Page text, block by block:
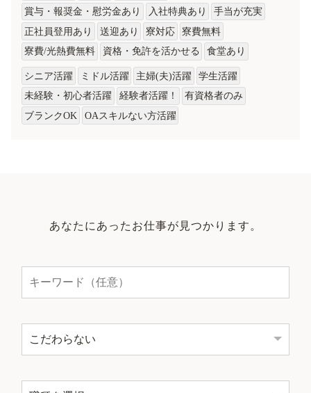
賞与・報奨金・慰労金あり
入社特典あり
手当が充実
正社員登用あり
送迎あり 寮対応
寮費無料
寮費/光熱費無料
資格・免許を活かせる 食堂あり
シニア活躍 ミドル活躍 主婦(夫)活躍
学生活躍
未経験・初心者活躍
経験者活躍！
有資格者のみ
ブランクOK
OAスキルない方活躍
あなたにあったお仕事が見つかります。